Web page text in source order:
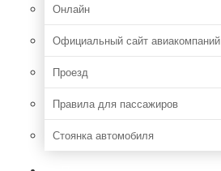
Онлайн
Официальный сайт авиакомпаний
Проезд
Правила для пассажиров
Стоянка автомобиля